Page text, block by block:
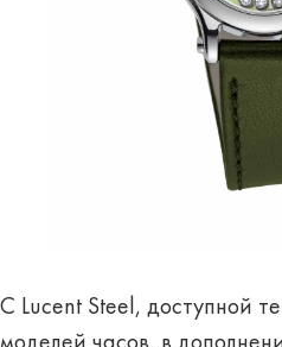
С Lucent Steel, доступной